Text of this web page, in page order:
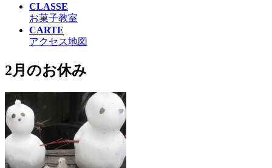
CLASSE
お菓子教室
CARTE
アクセス地図
2月のお休み